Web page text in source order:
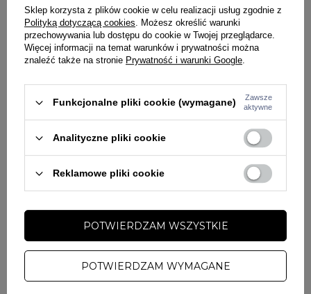
— dodatki zwiększające funkcjonalność
Grube metalowe zamki z dużymi skórzanymi zawieszkami —
łatwe do chwytu nawet w rękawiczkach
mocny branding
📏 Skład i rozmiary
Podszewka:100% nylon
Model ma 188 cm wzrostu i nosi rozmiarL
Sklep korzysta z plików cookie w celu realizacji usług zgodnie z
Polityką dotyczącą cookies. Możesz określić warunki
przechowywania lub dostępu do cookie w Twojej przeglądarce.
Więcej informacji na temat warunków i prywatności można
znaleźć także na stronie Prywatność i warunki Google.
Funkcjonalne pliki cookie (wymagane)
Zawsze
aktywne
Analityczne pliki cookie
Reklamowe pliki cookie
POTWIERDZAM WYMAGANE
POTWIERDZAM WSZYSTKIE